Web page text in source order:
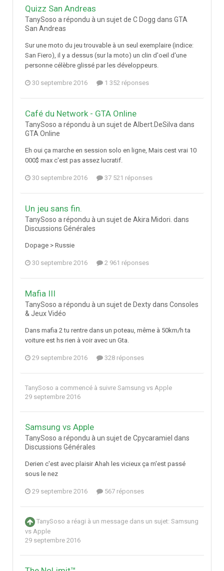
Quizz San Andreas
TanySoso a répondu à un sujet de C Dogg dans GTA
San Andreas
Sur une moto du jeu trouvable à un seul exemplaire (indice:
San Fiero), il y a dessus (sur la moto) un clin d'oeil d'une
personne célèbre glissé par les développeurs.
30 septembre 2016 1 352 réponses
Café du Network - GTA Online
TanySoso a répondu à un sujet de Albert.DeSilva dans
GTA Online
Eh oui ça marche en session solo en ligne, Mais cest vrai 10
000$ max c'est pas assez lucratif.
30 septembre 2016 37 521 réponses
Un jeu sans fin.
TanySoso a répondu à un sujet de Akira Midori. dans
Discussions Générales
Dopage > Russie
30 septembre 2016 2 961 réponses
Mafia III
TanySoso a répondu à un sujet de Dexty dans Consoles
& Jeux Vidéo
Dans mafia 2 tu rentre dans un poteau, même à 50km/h ta
voiture est hs rien à voir avec un Gta.
29 septembre 2016 328 réponses
TanySoso a commencé à suivre Samsung vs Apple
29 septembre 2016
Samsung vs Apple
TanySoso a répondu à un sujet de Cpycaramiel dans
Discussions Générales
Derien c'est avec plaisir Ahah les vicieux ça m'est passé
sous le nez
29 septembre 2016 567 réponses
TanySoso a réagi à un message dans un sujet: Samsung
vs Apple
29 septembre 2016